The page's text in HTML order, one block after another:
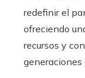
redefinir el
ofreciendo
recursos y
generaciones